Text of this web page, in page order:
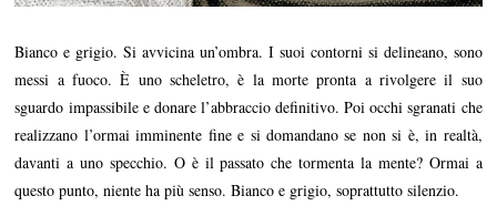
Bianco e grigio. Si avvicina un’ombra. I suoi contorni si delineano, sono
messi a fuoco. È uno scheletro, è la morte pronta a rivolgere il suo
sguardo impassibile e donare l’abbraccio definitivo. Poi occhi sgranati che
realizzano l’ormai imminente fine e si domandano se non si è, in realtà,
davanti a uno specchio. O è il passato che tormenta la mente? Ormai a
questo punto, niente ha più senso. Bianco e grigio, soprattutto silenzio.